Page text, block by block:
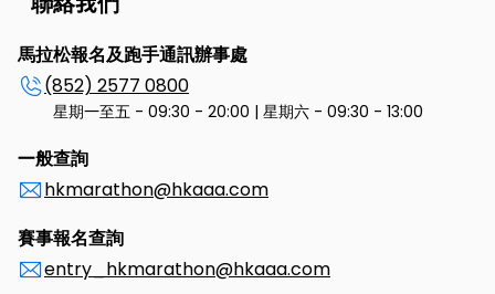
馬拉松報名及跑手通訊辦事處
(852) 2577 0800
星期一至五 - 09:30 - 20:00 | 星期六 - 09:30 - 13:00
一般查詢
hkmarathon@hkaaa.com
賽事報名查詢
entry_hkmarathon@hkaaa.com